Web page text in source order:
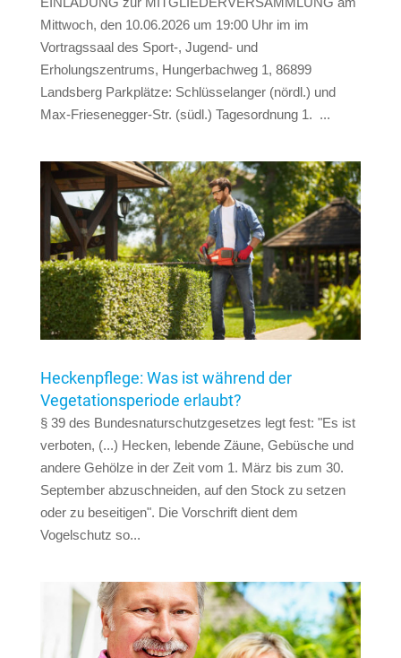
Mittwoch, den 10.06.2026 um 19:00 Uhr im im
Vortragssaal des Sport-, Jugend- und
Erholungszentrums, Hungerbachweg 1, 86899
Landsberg Parkplätze: Schlüsselanger (nördl.) und
Max-Friesenegger-Str. (südl.) Tagesordnung 1. ...
Heckenpflege: Was ist während der
Vegetationsperiode erlaubt?
§ 39 des Bundesnaturschutzgesetzes legt fest: "Es ist
verboten, (...) Hecken, lebende Zäune, Gebüsche und
andere Gehölze in der Zeit vom 1. März bis zum 30.
September abzuschneiden, auf den Stock zu setzen
oder zu beseitigen". Die Vorschrift dient dem
Vogelschutz so...